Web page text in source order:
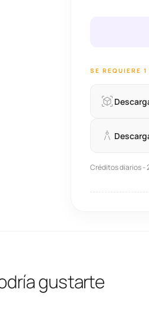
SE REQUIERE
Créditos diarios -
gustarte